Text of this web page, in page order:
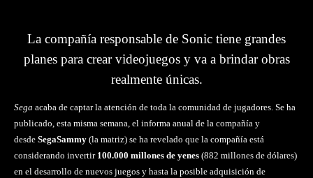
La compañía responsable de Sonic tiene grandes
planes para crear videojuegos y va a brindar obras
realmente únicas.
Sega acaba de captar la atención de toda la comunidad de jugadores. Se ha
publicado, esta misma semana, el informa anual de la compañía y
desde SegaSammy (la matriz) se ha revelado que la compañía está
considerando invertir 100.000 millones de yenes (882 millones de dólares)
en el desarrollo de nuevos juegos y hasta la posible adquisición de